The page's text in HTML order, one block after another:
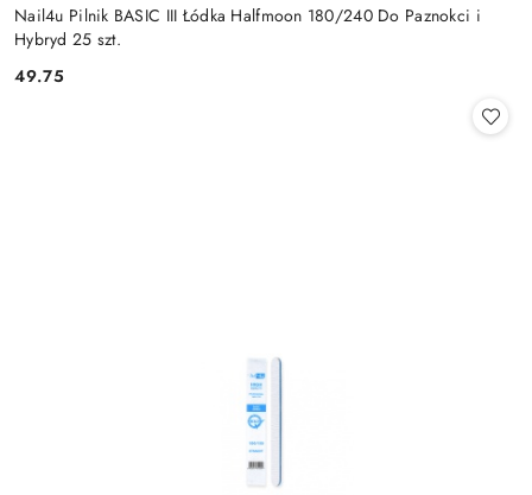
Nail4u Pilnik BASIC III Łódka Halfmoon 180/240 Do Paznokci i
Hybryd 25 szt.
Cena:
49.75